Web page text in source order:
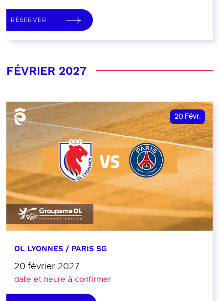
RÉSERVER
FÉVRIER 2027
20 Févr.
OL LYONNES / PARIS SG
20 février 2027
date et heure à confirmer